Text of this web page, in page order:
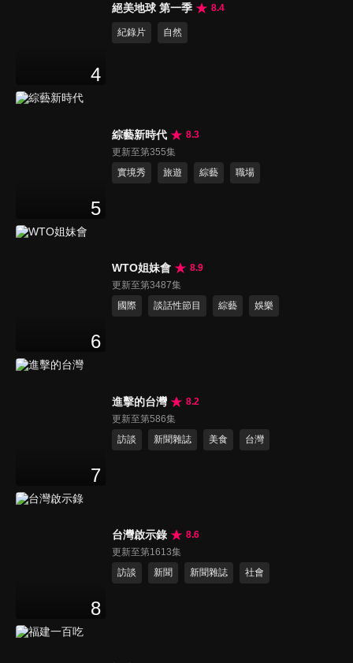
4
絕美地球 第一季 8.4
紀錄片 自然
5
綜藝新時代
8.3
更新至第355集
實境秀
旅遊 綜藝 職場
6
WTO姐妹會
8.9
更新至第3487集
國際
談話性節目 綜藝 娛樂
7
進擊的台灣
8.2
更新至第586集
訪談
新聞雜誌 美食 台灣
8
台灣啟示錄
8.6
更新至第1613集
訪談
新聞 新聞雜誌 社會